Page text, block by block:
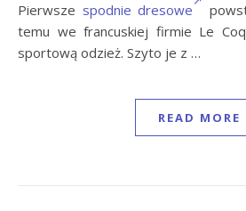
Pierwsze spodnie dresowe
temu we francuskiej firmie Le
sportową odzież. Szyto je z …
READ MORE